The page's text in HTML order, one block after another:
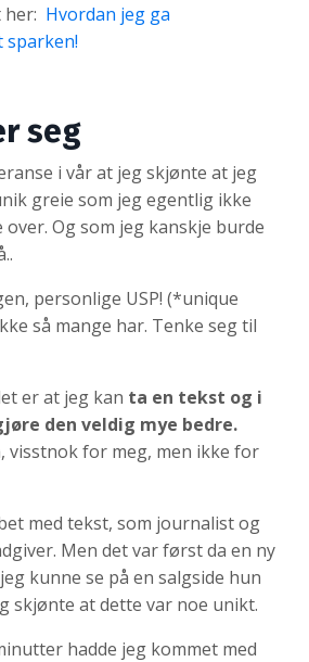
her: Hvordan jeg ga
seg
i vår at jeg skjønte at jeg
greie som jeg egentlig ikke
over. Og som jeg kanskje burde
personlige USP! (*unique
så mange har. Tenke seg til
er at jeg kan ta en tekst og i
den veldig mye bedre.
visstnok for meg, men ikke for
med tekst, som journalist og
Men det var først da en ny
kunne se på en salgside hun
skjønte at dette var noe unikt.
hadde jeg kommet med